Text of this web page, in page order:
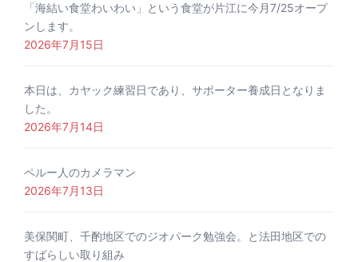
「海結い食堂わいわい」という食堂が片江に今月7/25オープ
ンします。
2026年7月15日
本日は、カヤック練習日であり、サポーター養成日となりま
した。
2026年7月14日
ペルー人のカメラマン
2026年7月13日
美保関町、千酌地区でのジオパーク勉強会。と法田地区での
すばらしい取り組み